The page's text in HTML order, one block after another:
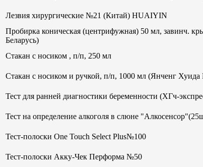
Лезвия хирургические №21 (Китай) HUAIYIN
Пробирка коническая (центрифужная) 50 мл,
Беларусь)
Стакан с носиком , п/п, 250 мл
Стакан с носиком и ручкой, п/п, 1000 мл (Янченг
Тест для ранней диагностики беременности
Тест на определение алкоголя в слюне
Тест-полоски One Touch Select Plus№100
Тест-полоски Акку-Чек Перформа №50